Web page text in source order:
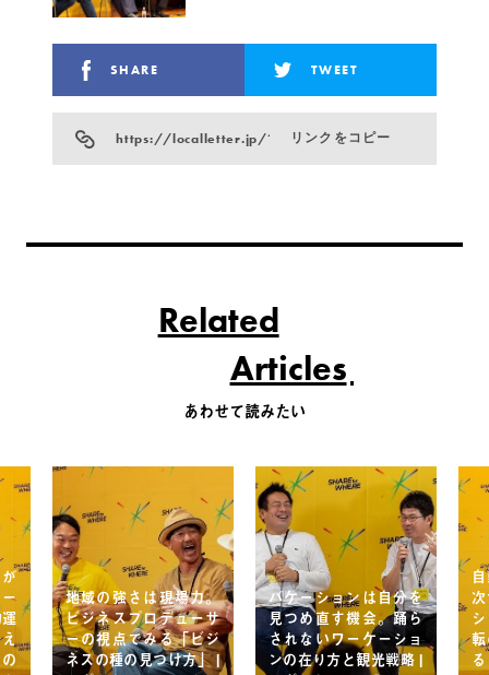
SHARE TWEET
https://localletter.jp/?p=17013リンクをコピー
Related
Articles
あわせて読みたい
地域の強さは現場力。
ビジネスプロデューサ
ーの視点でみる「ビジ
ネスの種の見つけ方」 |
バケーションは自分を
見つめ直す機会。踊ら
されないワーケーショ
ンの在り方と観光戦略 |